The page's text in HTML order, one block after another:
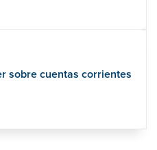
sobre cuentas corrientes